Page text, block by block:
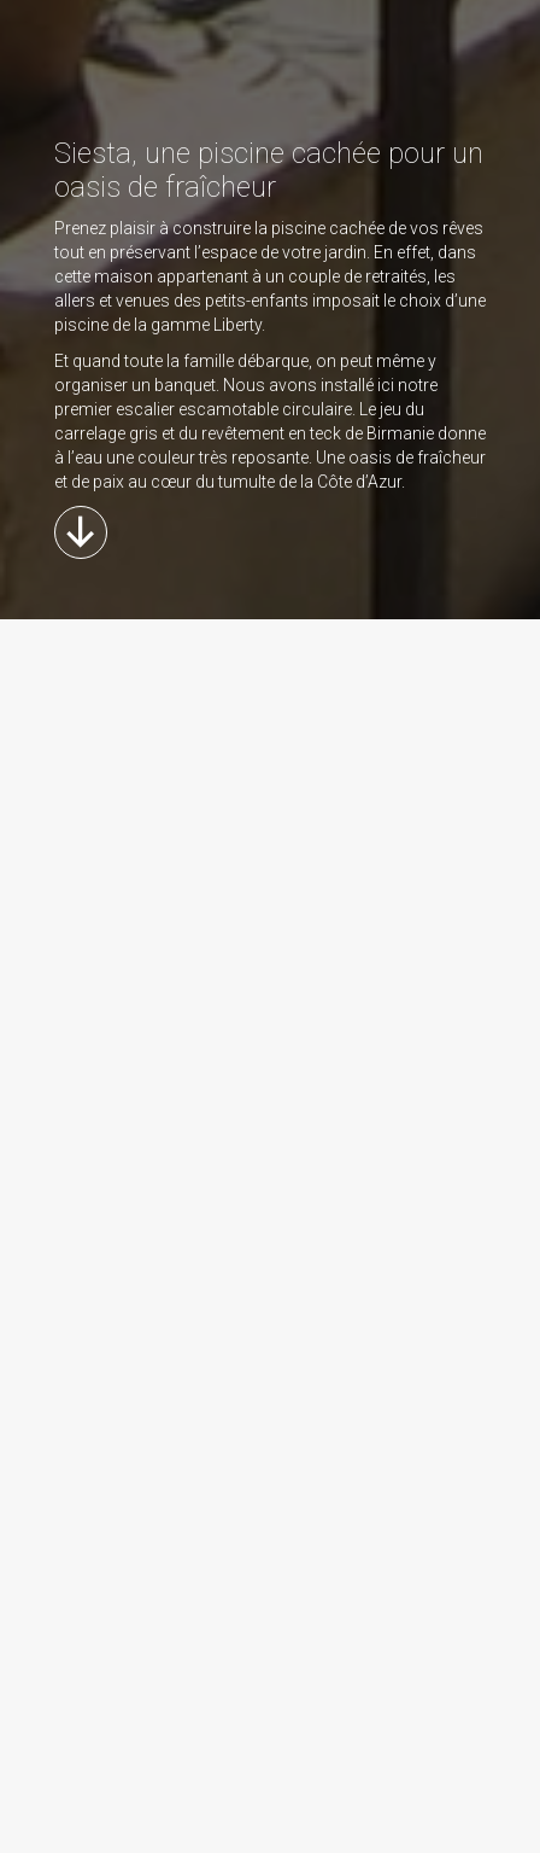
Siesta, une piscine cachée pour un
oasis de fraîcheur
Prenez plaisir à construire la piscine cachée de vos rêves
tout en préservant l’espace de votre jardin. En effet, dans
cette maison appartenant à un couple de retraités, les
allers et venues des petits-enfants imposait le choix d’une
piscine de la gamme Liberty.
Et quand toute la famille débarque, on peut même y
organiser un banquet. Nous avons installé ici notre
premier escalier escamotable circulaire. Le jeu du
carrelage gris et du revêtement en teck de Birmanie donne
à l’eau une couleur très reposante. Une oasis de fraîcheur
et de paix au cœur du tumulte de la Côte d’Azur.